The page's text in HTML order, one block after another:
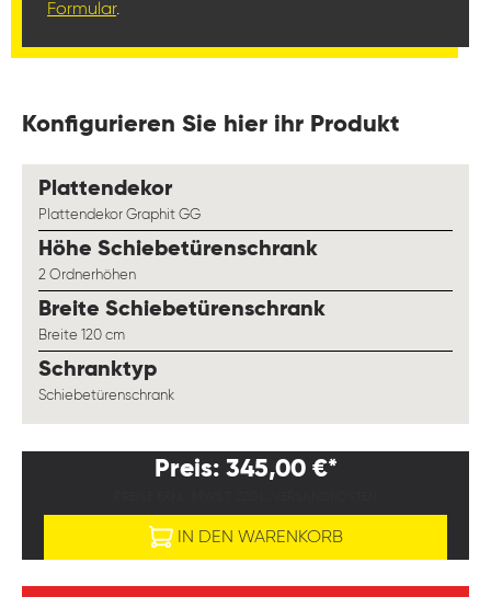
Formular.
Konfigurieren Sie hier ihr Produkt
Plattendekorauswählen
Plattendekor Graphit GG
Höhe Schiebetürenschrankauswählen
2 Ordnerhöhen
Breite Schiebetürenschrankauswählen
Breite 120 cm
Schranktypauswählen
Schiebetürenschrank
Preis: 345,00 €*
IN DEN WARENKORB